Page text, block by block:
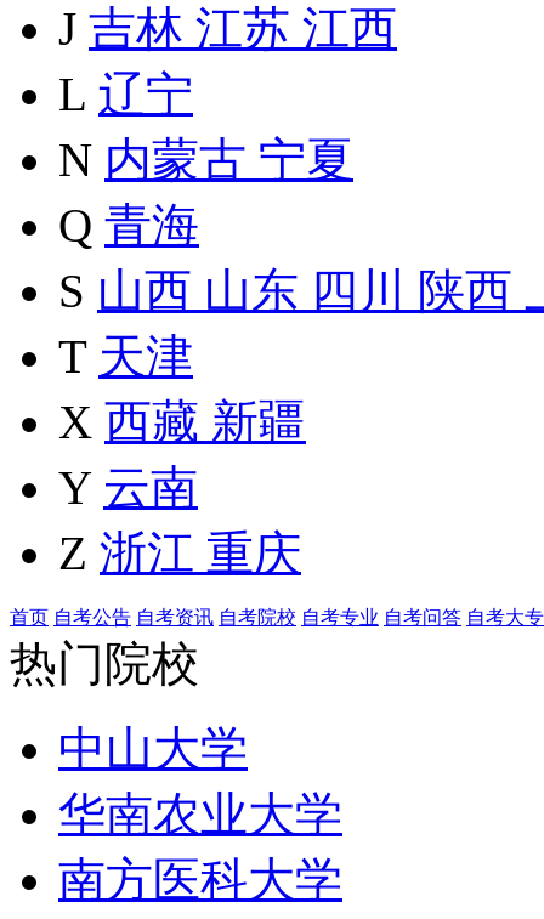
J 吉林 江苏 江西
L 辽宁
N 内蒙古 宁夏
Q 青海
S 山西 山东 四川 陕西
T 天津
X 西藏 新疆
Y 云南
Z 浙江 重庆
首页 自考公告 自考资讯 自考院校 自考专业 自考问答 自考大专
热门院校
中山大学
华南农业大学
南方医科大学